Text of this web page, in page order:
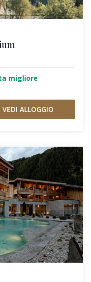
migliore
VEDI ALLOGGIO